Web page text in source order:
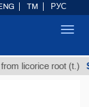
licorice root (t.)
TM РУС